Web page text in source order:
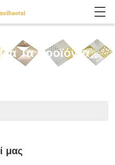
Τα Προϊόντα
μας